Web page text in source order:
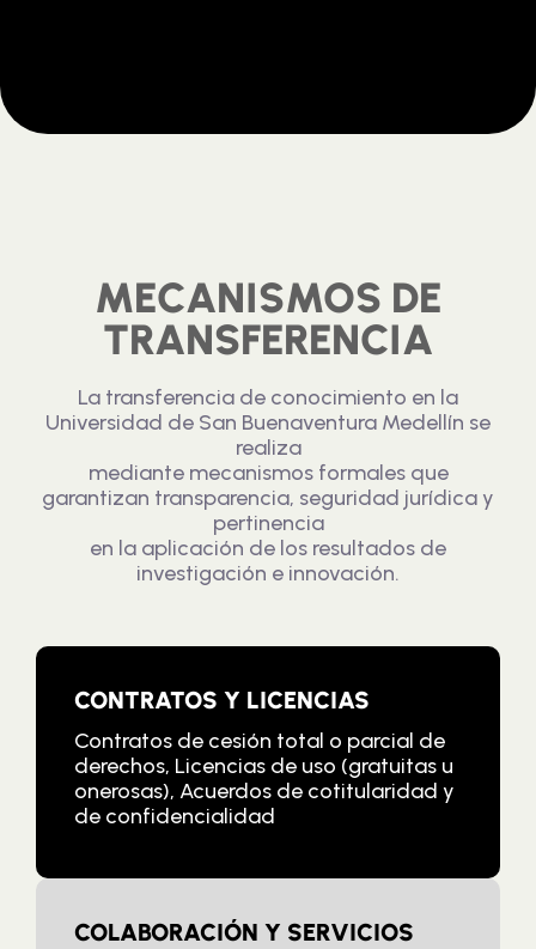
MECANISMOS DE
TRANSFERENCIA
La transferencia de conocimiento en la
Universidad de San Buenaventura Medellín se
realiza
mediante mecanismos formales que
garantizan transparencia, seguridad jurídica y
pertinencia
en la aplicación de los resultados de
investigación e innovación.
CONTRATOS Y LICENCIAS
Contratos de cesión total o parcial de
derechos, Licencias de uso (gratuitas u
onerosas), Acuerdos de cotitularidad y
de confidencialidad
COLABORACIÓN Y SERVICIOS